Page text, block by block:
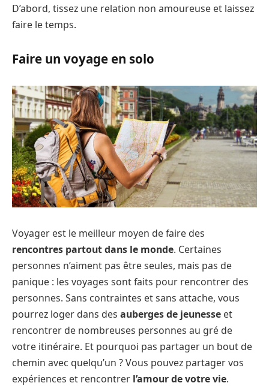
D’abord, tissez une relation non amoureuse et laissez
faire le temps.
Faire un voyage en solo
Voyager est le meilleur moyen de faire des
rencontres partout dans le monde. Certaines
personnes n’aiment pas être seules, mais pas de
panique : les voyages sont faits pour rencontrer des
personnes. Sans contraintes et sans attache, vous
pourrez loger dans des auberges de jeunesse et
rencontrer de nombreuses personnes au gré de
votre itinéraire. Et pourquoi pas partager un bout de
chemin avec quelqu’un ? Vous pouvez partager vos
expériences et rencontrer l’amour de votre vie.